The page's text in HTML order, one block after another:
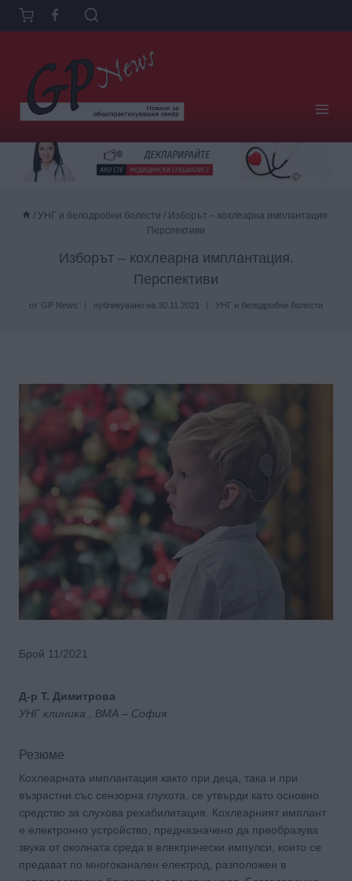
Към
съдържанието
/ УНГ и белодробни болести / Изборът – кохлеарна имплантация.
Перспективи
Изборът – кохлеарна имплантация.
Перспективи
от GP News публикувано на 30.11.2021 УНГ и белодробни болести
Брой 11/2021
Д-р Т. Димитрова
УНГ клиника , ВМА – София
Резюме
Кохлеарната имплантация както при деца, така и при
възрастни със сензорна глухота, се утвърди като основно
средство за слухова рехабилитация. Кохлеарният имплант
е електронно устройство, предназначено да преобразува
звука от околната среда в електрически импулси, които се
предават по многоканален електрод, разположен в